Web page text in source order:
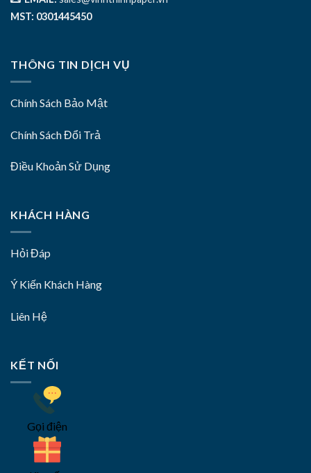
MST: 0301445450
THÔNG TIN DỊCH VỤ
Chính Sách Bảo Mật
Chính Sách Đổi Trả
Điều Khoản Sử Dụng
KHÁCH HÀNG
Hỏi Đáp
Ý Kiến Khách Hàng
Liên Hệ
KẾT NỐI
Gọi điện